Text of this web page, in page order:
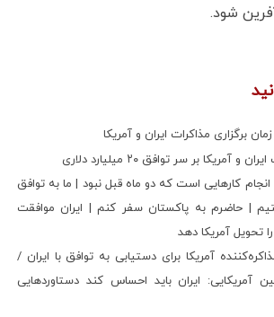
شود.
برگزاری مذاکرات ایران و آمریکا
بر سر توافق ۲۰ میلیارد دلاری
انجام کارهایی است که دو ماه قبل نبود | ما به توافق
| حاضرم به پاکستان سفر کنم | ایران موافقت
تحویل آمریکا دهد
آمریکا برای دستیابی به توافق با ایران /
آمریکایی: ایران باید احساس کند دستاوردهایی